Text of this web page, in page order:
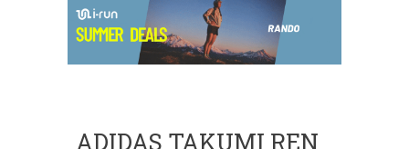
ADIDAS TAKUMI REN